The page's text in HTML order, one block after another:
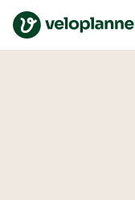
VeloPlanner